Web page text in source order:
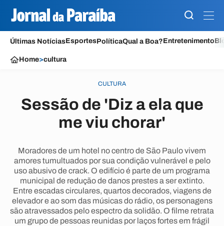
Últimas NotíciasEsportesPolíticaQual a Boa?Entretenimento
Home>cultura
CULTURA
Sessão de 'Diz a ela que
me viu chorar'
Moradores de um hotel no centro de São Paulo vivem
amores tumultuados por sua condição vulnerável e pelo
uso abusivo de crack. O edifício é parte de um programa
municipal de redução de danos prestes a ser extinto.
Entre escadas circulares, quartos decorados, viagens de
elevador e ao som das músicas do rádio, os personagens
são atravessados pelo espectro da solidão. O filme retrata
um grupo de pessoas reunidas por laços fortes em frágil